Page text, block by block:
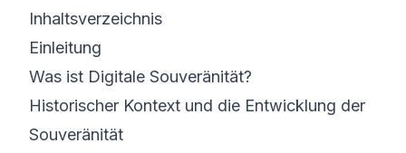
Inhaltsverzeichnis
Einleitung
Was ist Digitale Souveränität?
Historischer Kontext und die Entwicklung der
Souveränität